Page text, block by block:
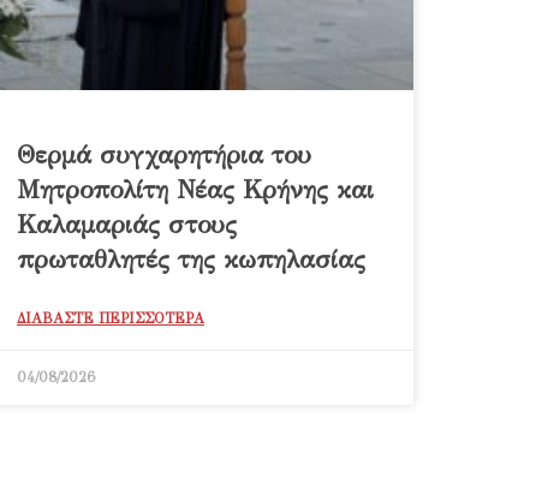
Θερμά συγχαρητήρια του
Μητροπολίτη Νέας Κρήνης και
Καλαμαριάς στους
πρωταθλητές της κωπηλασίας
ΔΙΑΒΑΣΤΕ ΠΕΡΙΣΣΟΤΕΡΑ
04/08/2026